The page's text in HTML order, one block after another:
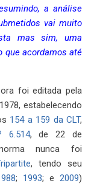
a análise
vai muito
mas sim, uma
que acordamos até
foi editada pela
estabelecendo
154 a 159 da CLT,
6.514, de 22 de
nunca foi
, tendo seu
; 1993; e 2009)